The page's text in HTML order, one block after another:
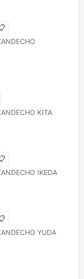
KITA
IKEDA
YUDA